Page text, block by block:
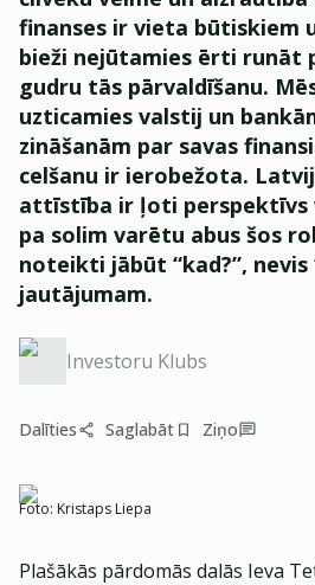
finanses ir vieta būtiskiem
bieži nejūtamies ērti runāt
gudru tās pārvaldīšanu.
uzticamies valstij un
zināšanām par savas
celšanu ir ierobežota.
attīstība ir ļoti perspektīvs
pa solim varētu abus šos
noteikti jābūt “kad?”, nevis
jautājumam.
Investoru Klubs
Dalīties Saglabāt Ziņo
Foto: Kristaps Liepa
Plašākās pārdomās dalās Ieva